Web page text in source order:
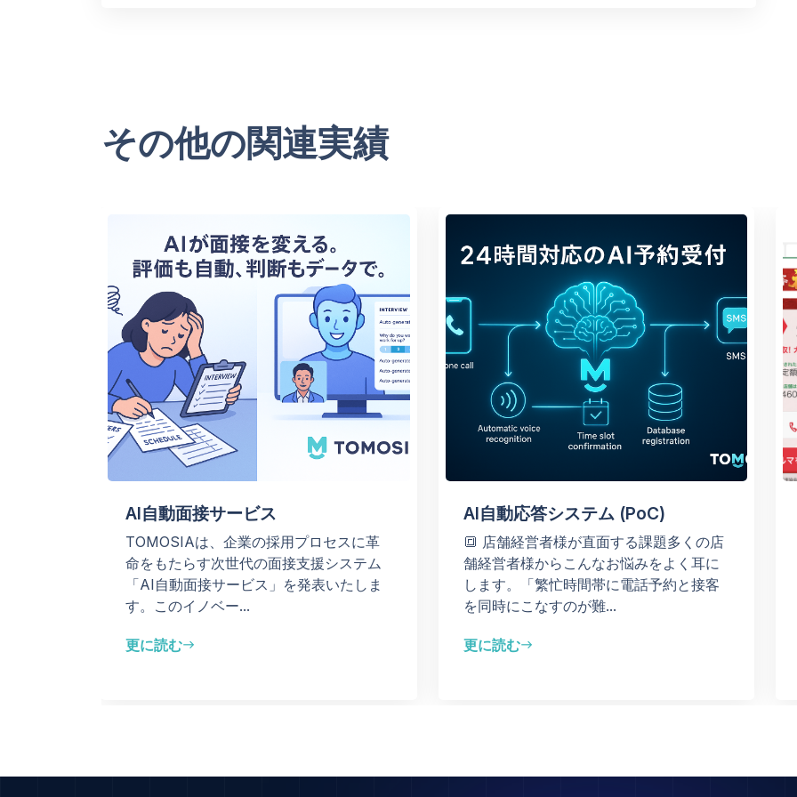
その他の関連実績
AI自動面接サービス
TOMOSIAは、企業の採用プロセスに革
命をもたらす次世代の面接支援システム
「AI自動面接サービス」を発表いたしま
す。このイノベー...
更に読むeast
AI自動応答システム (PoC)
🔳 店舗経営者様が直面する課題多くの店
舗経営者様からこんなお悩みをよく耳に
します。「繁忙時間帯に電話予約と接客
を同時にこなすのが難...
更に読むeast